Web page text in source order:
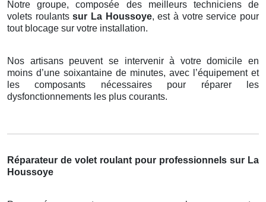
Notre groupe, composée des meilleurs techniciens de
volets roulantssur La Houssoye, est à votre service pour
tout blocage sur votre installation.
Nos artisans peuvent se intervenir à votre domicile en
moins d’une soixantaine de minutes, avec l’équipement et
les composants nécessaires pour réparer les
dysfonctionnements les plus courants.
Réparateur de volet roulant pour professionnels sur La
Houssoye